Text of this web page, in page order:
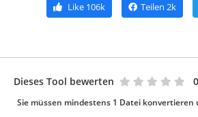
Like 106k Teilen 2k
Dieses Tool bewerten 0
Sie müssen mindestens 1 Datei